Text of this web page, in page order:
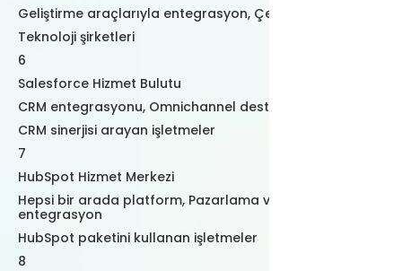
Geliştirme araçlarıyla entegrasyon, Çevik destek
Teknoloji şirketleri
6
Salesforce Hizmet Bulutu
CRM entegrasyonu, Omnichannel desteği
CRM sinerjisi arayan işletmeler
7
HubSpot Hizmet Merkezi
Hepsi bir arada platform, Pazarlama ve satış ile
entegrasyon
HubSpot paketini kullanan işletmeler
8